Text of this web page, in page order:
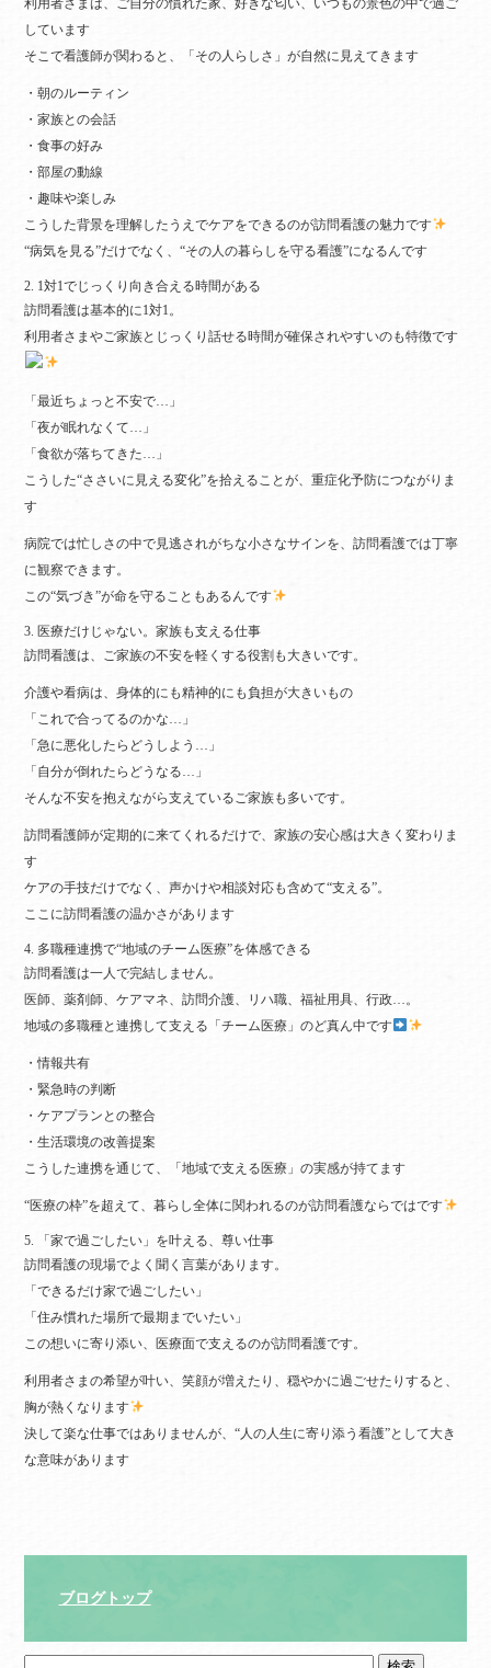
利用者さまは、ご自分の慣れた家、好きな匂い、いつもの景色の中で過ご
しています
そこで看護師が関わると、「その人らしさ」が自然に見えてきます
・朝のルーティン
・家族との会話
・食事の好み
・部屋の動線
・趣味や楽しみ
こうした背景を理解したうえでケアをできるのが訪問看護の魅力です
“病気を見る”だけでなく、“その人の暮らしを守る看護”になるんです
2. 1対1でじっくり向き合える時間がある
訪問看護は基本的に1対1。
利用者さまやご家族とじっくり話せる時間が確保されやすいのも特徴です
「最近ちょっと不安で…」
「夜が眠れなくて…」
「食欲が落ちてきた…」
こうした“ささいに見える変化”を拾えることが、重症化予防につながりま
す
病院では忙しさの中で見逃されがちな小さなサインを、訪問看護では丁寧
に観察できます。
この“気づき”が命を守ることもあるんです
3. 医療だけじゃない。家族も支える仕事‍‍‍
訪問看護は、ご家族の不安を軽くする役割も大きいです。
介護や看病は、身体的にも精神的にも負担が大きいもの
「これで合ってるのかな…」
「急に悪化したらどうしよう…」
「自分が倒れたらどうなる…」
そんな不安を抱えながら支えているご家族も多いです。
訪問看護師が定期的に来てくれるだけで、家族の安心感は大きく変わりま
す
ケアの手技だけでなく、声かけや相談対応も含めて“支える”。
ここに訪問看護の温かさがあります
4. 多職種連携で“地域のチーム医療”を体感できる
訪問看護は一人で完結しません。
医師、薬剤師、ケアマネ、訪問介護、リハ職、福祉用具、行政…。
地域の多職種と連携して支える「チーム医療」のど真ん中です
・情報共有
・緊急時の判断
・ケアプランとの整合
・生活環境の改善提案
こうした連携を通じて、「地域で支える医療」の実感が持てます
“医療の枠”を超えて、暮らし全体に関われるのが訪問看護ならではです
5. 「家で過ごしたい」を叶える、尊い仕事
訪問看護の現場でよく聞く言葉があります。
「できるだけ家で過ごしたい」
「住み慣れた場所で最期までいたい」
この想いに寄り添い、医療面で支えるのが訪問看護です。
利用者さまの希望が叶い、笑顔が増えたり、穏やかに過ごせたりすると、
胸が熱くなります
決して楽な仕事ではありませんが、“人の人生に寄り添う看護”として大き
な意味があります
ブログトップ